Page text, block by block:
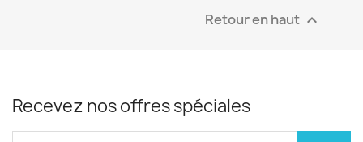
Retour en haut 
Recevez nos offres spéciales